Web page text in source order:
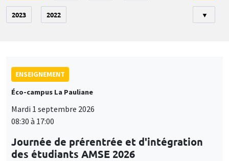
2023 2022 ▼
ENSEIGNEMENT
Éco-campus La Pauliane
Mardi 1 septembre 2026
08:30 à 17:00
Journée de prérentrée et d'intégration
des étudiants AMSE 2026